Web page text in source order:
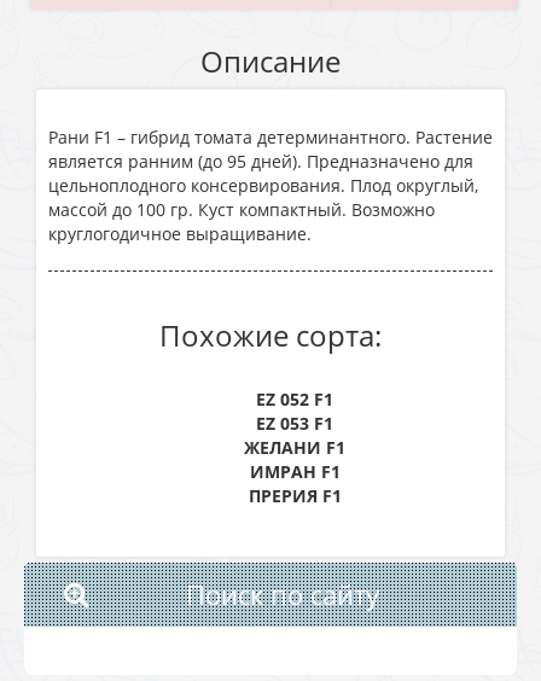
Описание
Рани F1 – гибрид томата детерминантного. Растение
является ранним (до 95 дней). Предназначено для
цельноплодного консервирования. Плод округлый,
массой до 100 гр. Куст компактный. Возможно
круглогодичное выращивание.
Похожие сорта:
EZ 052 F1
EZ 053 F1
ЖЕЛАНИ F1
ИМРАН F1
ПРЕРИЯ F1
Поиск по сайту